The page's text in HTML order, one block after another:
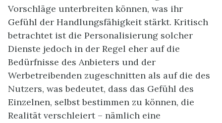
Vorschläge unterbreiten können, was ihr
Gefühl der Handlungsfähigkeit stärkt. Kritisch
betrachtet ist die Personalisierung solcher
Dienste jedoch in der Regel eher auf die
Bedürfnisse des Anbieters und der
Werbetreibenden zugeschnitten als auf die des
Nutzers, was bedeutet, dass das Gefühl des
Einzelnen, selbst bestimmen zu können, die
Realität verschleiert – nämlich eine